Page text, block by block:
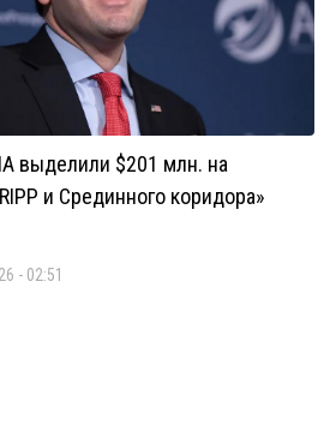
выделили $201 млн. на
и Срединного коридора»
- 02:51